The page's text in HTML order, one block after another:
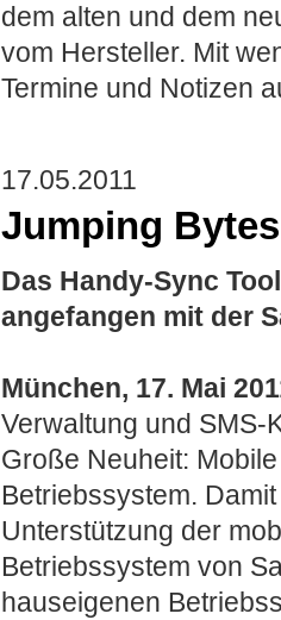
dem alten und dem
vom Hersteller. Mit
Termine und Notizen
17.05.2011
Jumping
Das Handy-Sync
angefangen mit der
München, 17. Mai
Verwaltung und SMS-
Große Neuheit:
Betriebssystem.
Unterstützung der
Betriebssystem von
hauseigenen